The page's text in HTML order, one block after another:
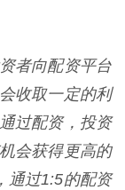
者向配资平台
收取一定的利
过配资，投资
会获得更高的
通过1:5的配资